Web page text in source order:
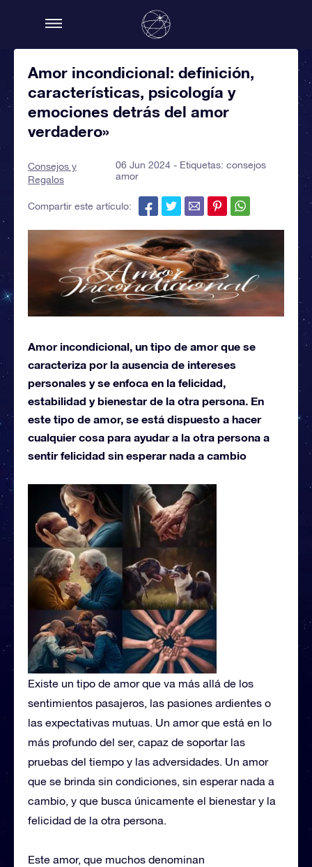
Amor incondicional: definición,
características, psicología y
emociones detrás del amor
verdadero»
Consejos y
Regalos
06 Jun 2024 - Etiquetas: consejos
amor
Compartir este artículo:
Amor incondicional, un tipo de amor que se
caracteriza por la ausencia de intereses
personales y se enfoca en la felicidad,
estabilidad y bienestar de la otra persona. En
este tipo de amor, se está dispuesto a hacer
cualquier cosa para ayudar a la otra persona a
sentir felicidad sin esperar nada a cambio
Existe un tipo de amor que va más allá de los
sentimientos pasajeros, las pasiones ardientes o
las expectativas mutuas. Un amor que está en lo
más profundo del ser, capaz de soportar las
pruebas del tiempo y las adversidades. Un amor
que se brinda sin condiciones, sin esperar nada a
cambio, y que busca únicamente el bienestar y la
felicidad de la otra persona.
Este amor, que muchos denominan